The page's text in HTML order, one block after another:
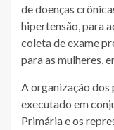
de doenças
hipertensão, para
coleta de exame
para as mulheres,
A organização dos
executado em
Primária e os